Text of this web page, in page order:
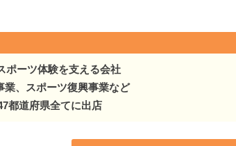
ポーツ体験を支える会社
業、スポーツ復興事業など
都道府県全てに出店